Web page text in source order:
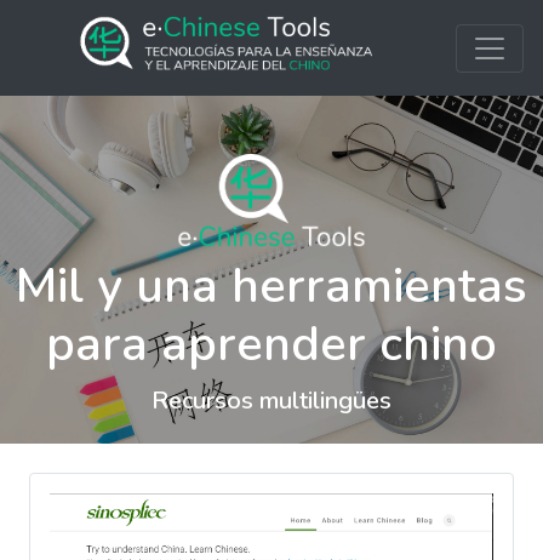
Mil y una herramientas
para aprender chino
Recursos multilingües